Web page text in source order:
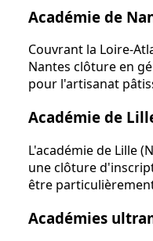
Académie de
Couvrant la Loire-
Nantes clôture en
pour l'artisanat
Académie de
L'académie de Lille
une clôture
être
Académies